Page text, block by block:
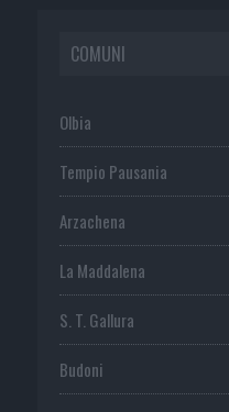
COMUNI
Olbia
Tempio Pausania
Arzachena
La Maddalena
S. T. Gallura
Budoni